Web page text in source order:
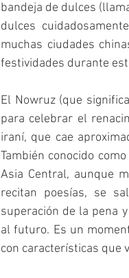
bandeja de dulces
dulces
muchas ciudades
festividades durante
El Nowruz (que
para celebrar el
iraní, que cae
También conocido
Asia Central, aunque
recitan poesías, se
superación de la pena
al futuro. Es un
con características que